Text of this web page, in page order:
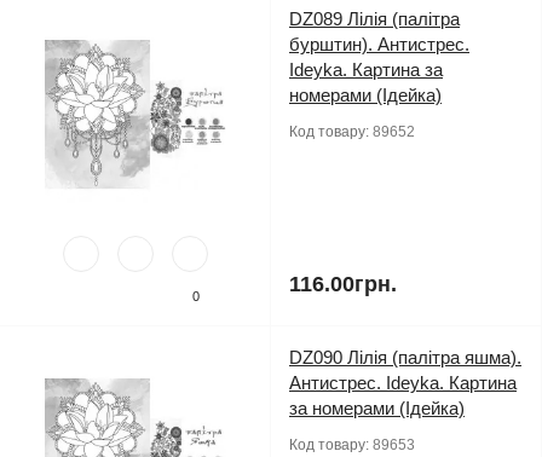
0
DZ089 Лілія (палітра
бурштин). Антистрес.
Ideyka. Картина за
номерами (Ідейка)
Код товару: 89652
116.00грн.
DZ090 Лілія (палітра яшма).
Антистрес. Ideyka. Картина
за номерами (Ідейка)
Код товару: 89653